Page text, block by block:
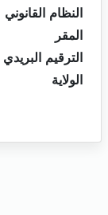
النظام القانوني
المقر
الترقيم البريدي
الولاية